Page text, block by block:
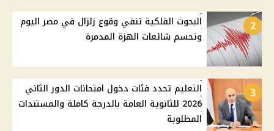
2
البحوث الفلكية تنفي وقوع زلزال في مصر اليوم
وتحسم شائعات الهزة المدمرة
3
التعليم تحدد فئات دخول امتحانات الدور الثاني
2026 للثانوية العامة بالدرجة كاملة والمستندات
المطلوبة